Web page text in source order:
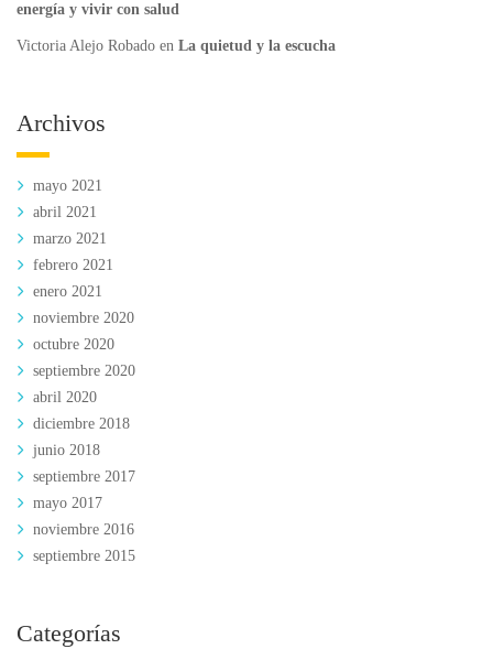
energía y vivir con salud
Victoria Alejo Robado en La quietud y la escucha
Archivos
mayo 2021
abril 2021
marzo 2021
febrero 2021
enero 2021
noviembre 2020
octubre 2020
septiembre 2020
abril 2020
diciembre 2018
junio 2018
septiembre 2017
mayo 2017
noviembre 2016
septiembre 2015
Categorías